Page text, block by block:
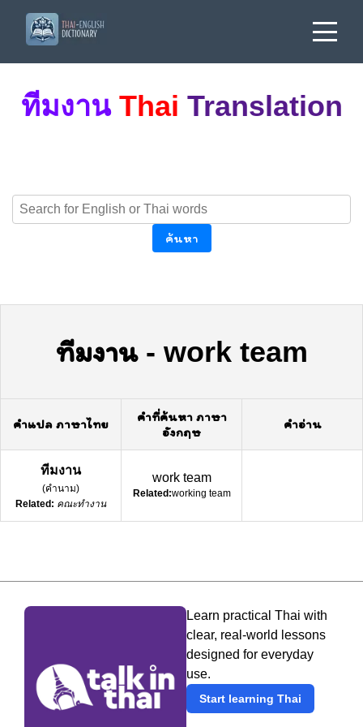
ทีมงาน Thai Translation
ค้นหา
ทีมงาน- work team
คำแปล ภาษาไทย
คำที่ค้นหา ภาษา
อังกฤษ
คำอ่าน
ทีมงาน
(คำนาม)
Related: คณะทำงาน
work team
Related:working team
Learn practical Thai with
clear, real-world lessons
designed for everyday
use.
Start learning Thai